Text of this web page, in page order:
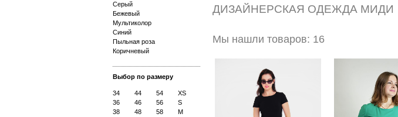
Серый
Бежевый
Мультиколор
Синий
Пыльная роза
Коричневый
Выбор по размеру
34 44 54
XS
36
46 56
S
38
48 58
M
ДИЗАЙНЕРСКАЯ ОДЕЖДА МИДИ
Мы нашли товаров: 16